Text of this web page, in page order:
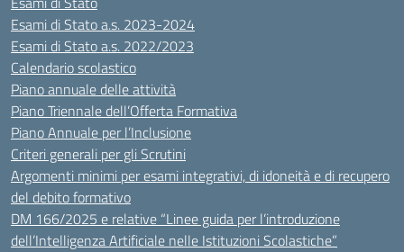
Esami di Stato a.s. 2023-2024
Esami di Stato a.s. 2022/2023
Calendario scolastico
Piano annuale delle attività
Piano Triennale dell’Offerta Formativa
Piano Annuale per l’Inclusione
Criteri generali per gli Scrutini
Argomenti minimi per esami integrativi, di idoneità e di recupero
del debito formativo
DM 166/2025 e relative “Linee guida per l’introduzione
dell’Intelligenza Artificiale nelle Istituzioni Scolastiche”